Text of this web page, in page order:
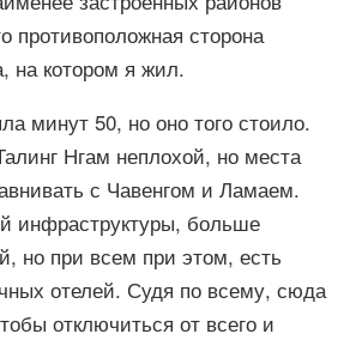
сторона
на котором я жил.
минут 50, но оно того стоило.
Нгам неплохой, но места
с Чавенгом и Ламаем.
инфраструктуры, больше
но при всем при этом, есть
отелей. Судя по всему, сюда
отключиться от всего и